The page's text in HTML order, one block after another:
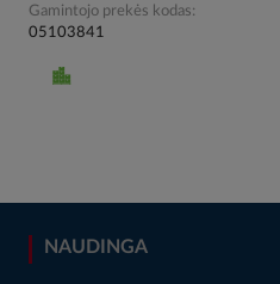
Gamintojo prekės kodas
05103841
NAUDINGA